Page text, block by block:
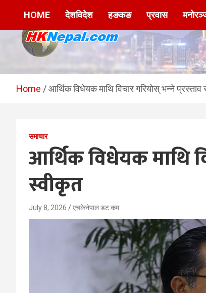
HKNepal.com –
हङकङबाट सञ्चालित
hknepal, hknepal.com, hk nepal, hk nepal com
HOME देशविदेश हङकङ प्रवास
Home आर्थिक विधेयक माथि विचार गरियोस् भन्ने प्रस्ताव
समाचार
आर्थिक विधेयक माथि
स्वीकृत
July 8, 2026 एचकेनेपाल डट कम